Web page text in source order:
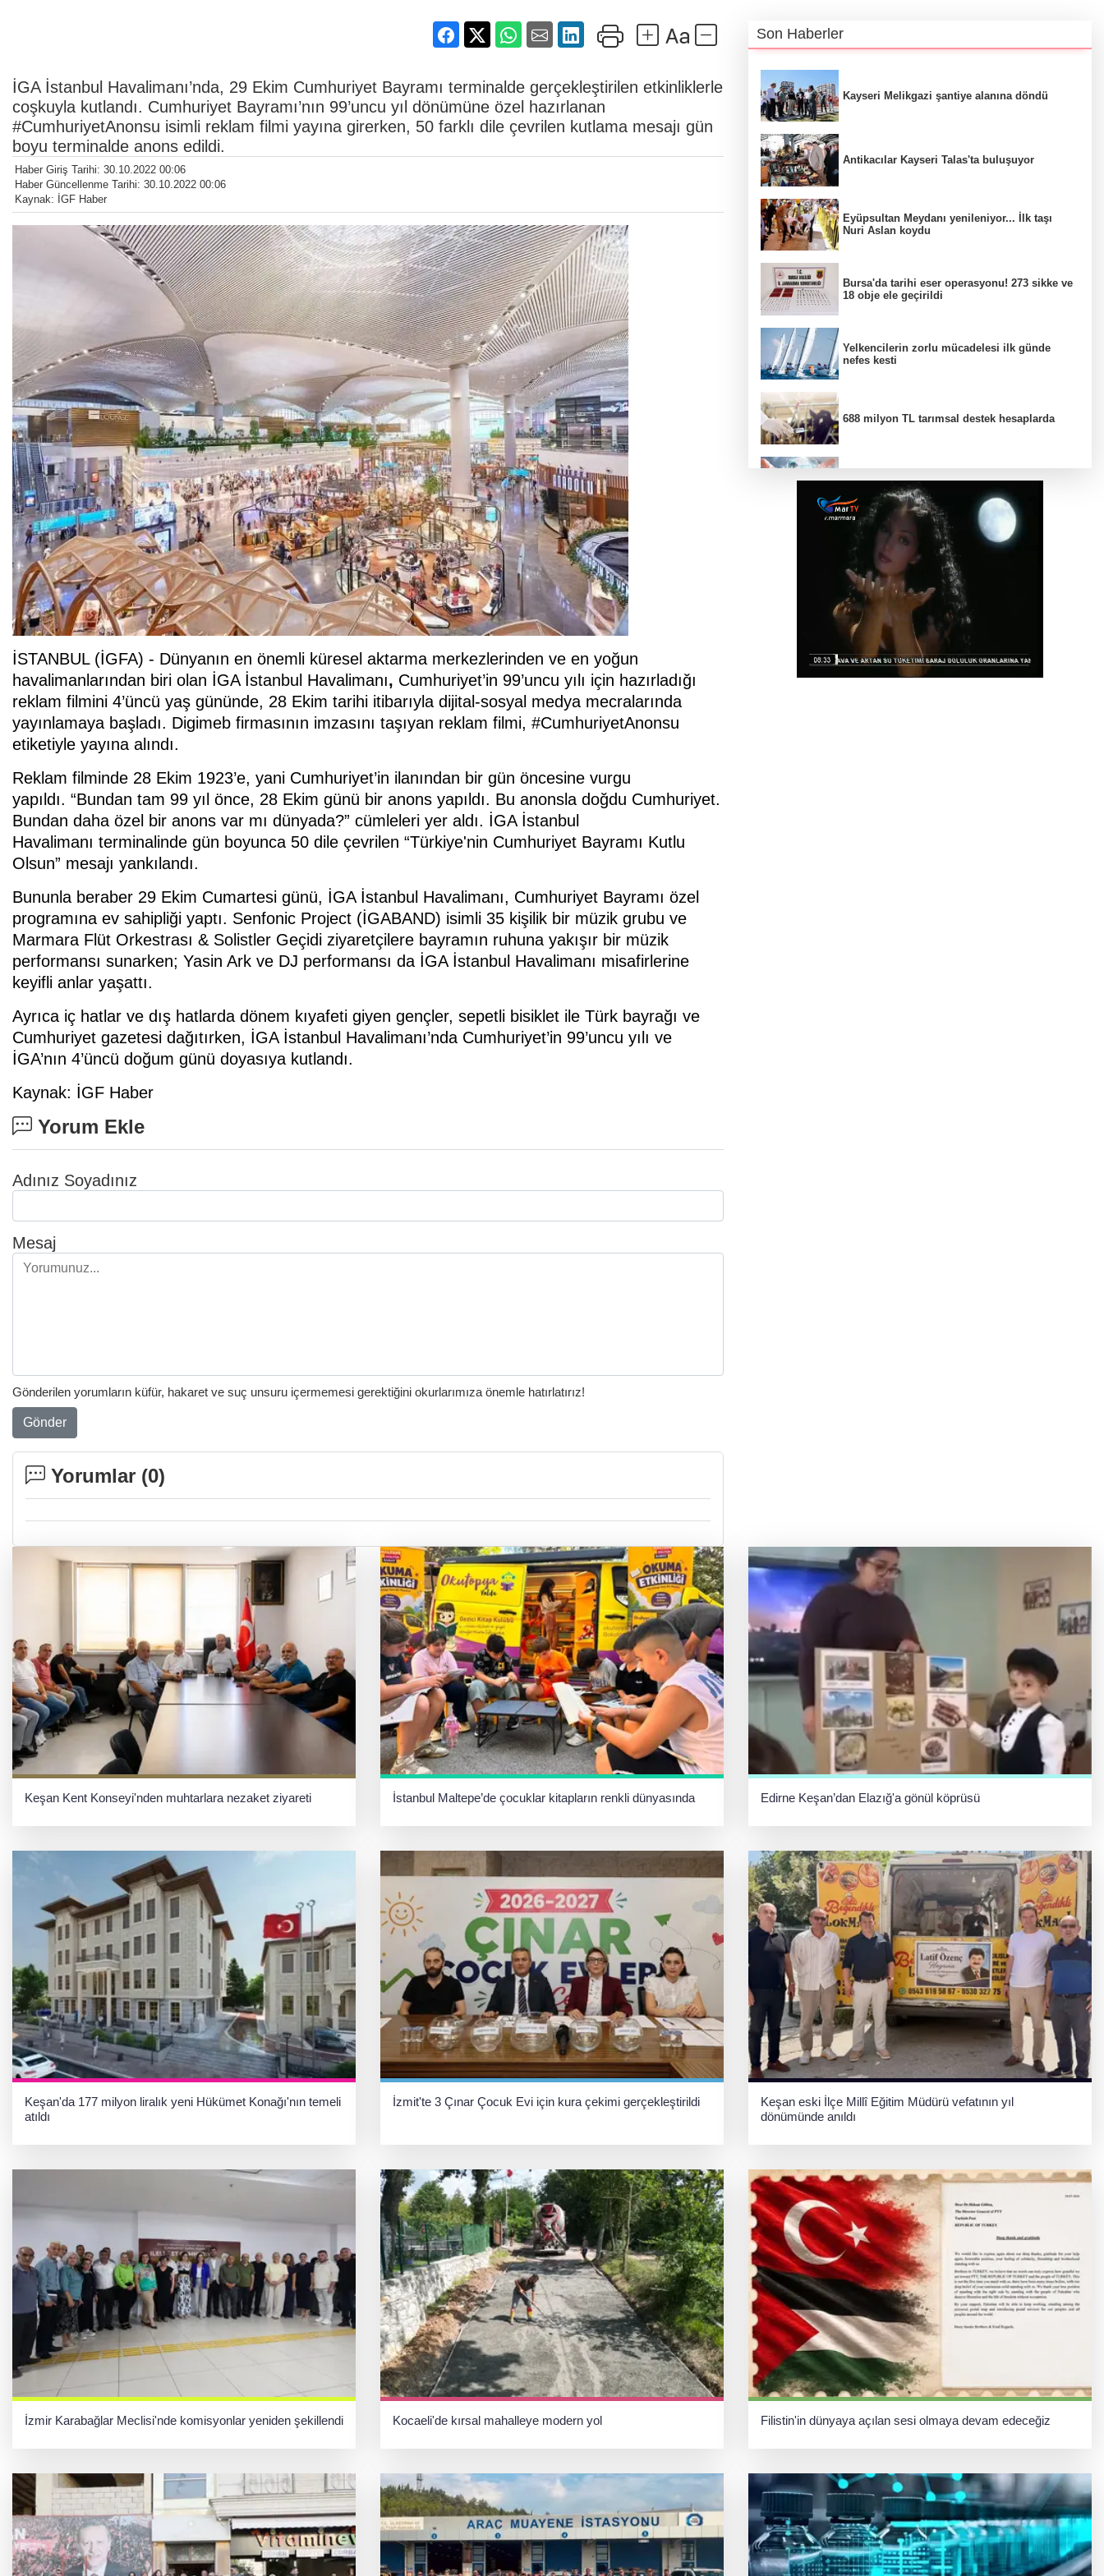
İGA İstanbul Havalimanı’nda, 29 Ekim Cumhuriyet Bayramı terminalde gerçekleştirilen etkinliklerle
coşkuyla kutlandı. Cumhuriyet Bayramı’nın 99’uncu yıl dönümüne özel hazırlanan
#CumhuriyetAnonsu isimli reklam filmi yayına girerken, 50 farklı dile çevrilen kutlama mesajı gün
boyu terminalde anons edildi.
Haber Giriş Tarihi: 30.10.2022 00:06
Haber Güncellenme Tarihi: 30.10.2022 00:06
Kaynak: İGF Haber
İSTANBUL (İGFA) - Dünyanın en önemli küresel aktarma merkezlerinden ve en yoğun
havalimanlarından biri olan İGA İstanbul Havalimanı, Cumhuriyet’in 99’uncu yılı için hazırladığı
reklam filmini 4’üncü yaş gününde, 28 Ekim tarihi itibarıyla dijital-sosyal medya mecralarında
yayınlamaya başladı. Digimeb firmasının imzasını taşıyan reklam filmi, #CumhuriyetAnonsu
etiketiyle yayına alındı.
Reklam filminde 28 Ekim 1923’e, yani Cumhuriyet’in ilanından bir gün öncesine vurgu
yapıldı. “Bundan tam 99 yıl önce, 28 Ekim günü bir anons yapıldı. Bu anonsla doğdu Cumhuriyet.
Bundan daha özel bir anons var mı dünyada?” cümleleri yer aldı. İGA İstanbul
Havalimanı terminalinde gün boyunca 50 dile çevrilen “Türkiye'nin Cumhuriyet Bayramı Kutlu
Olsun” mesajı yankılandı.
Bununla beraber 29 Ekim Cumartesi günü, İGA İstanbul Havalimanı, Cumhuriyet Bayramı özel
programına ev sahipliği yaptı. Senfonic Project (İGABAND) isimli 35 kişilik bir müzik grubu ve
Marmara Flüt Orkestrası & Solistler Geçidi ziyaretçilere bayramın ruhuna yakışır bir müzik
performansı sunarken; Yasin Ark ve DJ performansı da İGA İstanbul Havalimanı misafirlerine
keyifli anlar yaşattı.
Ayrıca iç hatlar ve dış hatlarda dönem kıyafeti giyen gençler, sepetli bisiklet ile Türk bayrağı ve
Cumhuriyet gazetesi dağıtırken, İGA İstanbul Havalimanı’nda Cumhuriyet’in 99’uncu yılı ve
İGA’nın 4’üncü doğum günü doyasıya kutlandı.
Kaynak: İGF Haber
Yorum Ekle
Adınız Soyadınız
Mesaj
Gönderilen yorumların küfür, hakaret ve suç unsuru içermemesi gerektiğini okurlarımıza önemle hatırlatırız!
Gönder
Yorumlar (0)
Son Haberler
Kayseri Melikgazi şantiye alanına döndü
Antikacılar Kayseri Talas'ta buluşuyor
Eyüpsultan Meydanı yenileniyor... İlk taşı
Nuri Aslan koydu
Bursa'da tarihi eser operasyonu! 273 sikke ve
18 obje ele geçirildi
Yelkencilerin zorlu mücadelesi ilk günde
nefes kesti
688 milyon TL tarımsal destek hesaplarda
Bursa Tabip Odası: Hekimlik 5 dakikaya
sığmaz
Gebze’nin geleceği için Başkent'te güçlü
temaslar
Hakkari'de JİHA destekli operasyonda 253
kilo esrar ele geçirildi
Keşan Kent Konseyi'nden muhtarlara nezaket ziyareti İstanbul Maltepe’de çocuklar kitapların renkli dünyasında Edirne Keşan’dan Elazığ'a gönül köprüsü
Keşan'da 177 milyon liralık yeni Hükümet Konağı'nın temeli
atıldı
İzmit'te 3 Çınar Çocuk Evi için kura çekimi gerçekleştirildi
Keşan eski İlçe Millî Eğitim Müdürü vefatının yıl
dönümünde anıldı
İzmir Karabağlar Meclisi'nde komisyonlar yeniden şekillendi Kocaeli'de kırsal mahalleye modern yol Filistin'in dünyaya açılan sesi olmaya devam edeceğiz